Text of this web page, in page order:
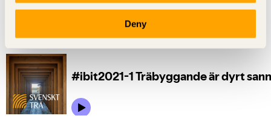
Deny
Avsnitt 1 torsdag 4 november
Podd: